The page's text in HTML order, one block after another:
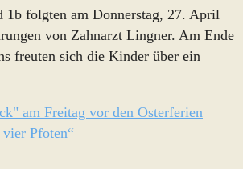
1b folgten am Donnerstag, 27. April
von Zahnarzt Lingner. Am Ende
freuten sich die Kinder über ein
am Freitag vor den Osterferien
Pfoten“